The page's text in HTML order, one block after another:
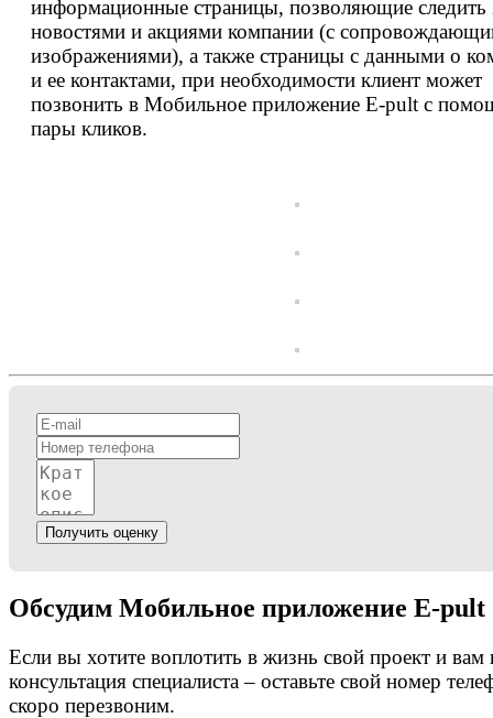
информационные страницы, позволяющие следить
новостями и акциями компании (с
изображениями), а также страницы с данными о
и ее контактами, при необходимости клиент может
позвонить в Мобильное приложение E-pult с
пары кликов.
Получить оценку
Обсудим Мобильное приложение E-pult
Если вы хотите воплотить в жизнь свой проект и вам
консультация специалиста – оставьте свой номер
скоро перезвоним.